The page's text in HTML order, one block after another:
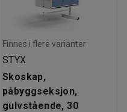
Finnes i flere varianter
STYX
Skoskap,
påbyggseksjon,
gulvstående, 30